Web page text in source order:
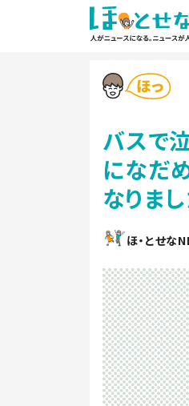
バスで
になだ
なりまし
ほ・とせな